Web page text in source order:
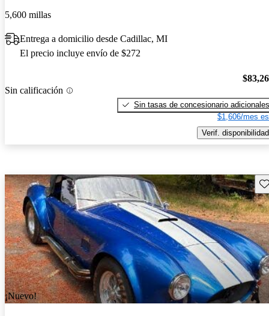
5,600 millas
Entrega a domicilio desde Cadillac, MI
El precio incluye envío de $272
Sin calificación
Sin tasas de concesionario adicionales
$1,606/mes
Verif. disponibilidad
¡Nuevo!